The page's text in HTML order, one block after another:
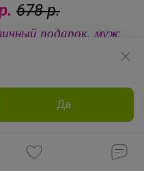
Да
678 р.
подарок, муж
и нажимая кнопку
Принять